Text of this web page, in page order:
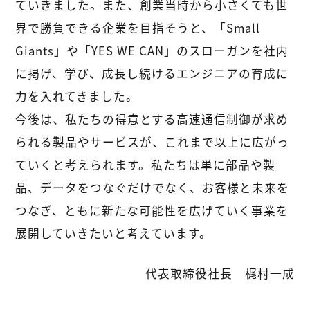
ていきました。また、創業当時から小さくても世
界で勝負できる企業を目指そうと、「Small
Giants」や「YES WE CAN」のスローガンを社内
に掲げ、学び、成長し続けるエンジニアの育成に
力を入れてきました。
今後は、私たちの得意とする高速通信制御が求め
られる製品やサービスが、これまで以上に広がっ
ていくと考えられます。私たちは単に部品や製
品、データをつなぐだけでなく、お客様と未来を
つなぎ、ともに新たな可能性を広げていく事業を
展開していきたいと考えています。
代表取締役社長 梶村一成